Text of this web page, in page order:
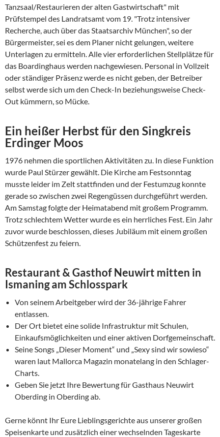
Tanzsaal/Restaurieren der alten Gastwirtschaft" mit
Prüfstempel des Landratsamt vom 19. "Trotz intensiver
Recherche, auch über das Staatsarchiv München", so der
Bürgermeister, sei es dem Planer nicht gelungen, weitere
Unterlagen zu ermitteln. Alle vier erforderlichen Stellplätze für
das Boardinghaus werden nachgewiesen. Personal in Vollzeit
oder ständiger Präsenz werde es nicht geben, der Betreiber
selbst werde sich um den Check-In beziehungsweise Check-
Out kümmern, so Mücke.
Ein heißer Herbst für den Singkreis
Erdinger Moos
1976 nehmen die sportlichen Aktivitäten zu. In diese Funktion
wurde Paul Stürzer gewählt. Die Kirche am Festsonntag
musste leider im Zelt stattfinden und der Festumzug konnte
gerade so zwischen zwei Regengüssen durchgeführt werden.
Am Samstag folgte der Heimatabend mit großem Programm.
Trotz schlechtem Wetter wurde es ein herrliches Fest. Ein Jahr
zuvor wurde beschlossen, dieses Jubiläum mit einem großen
Schützenfest zu feiern.
Restaurant & Gasthof Neuwirt mitten in
Ismaning am Schlosspark
Von seinem Arbeitgeber wird der 36-jährige Fahrer
entlassen.
Der Ort bietet eine solide Infrastruktur mit Schulen,
Einkaufsmöglichkeiten und einer aktiven Dorfgemeinschaft.
Seine Songs „Dieser Moment“ und „Sexy sind wir sowieso“
waren laut Mallorca Magazin monatelang in den Schlager-
Charts.
Geben Sie jetzt Ihre Bewertung für Gasthaus Neuwirt
Oberding in Oberding ab.
Gerne könnt Ihr Eure Lieblingsgerichte aus unserer großen
Speisenkarte und zusätzlich einer wechselnden Tageskarte